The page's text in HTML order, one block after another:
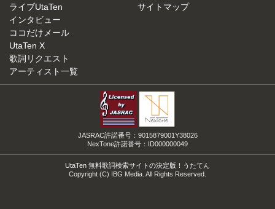
ライブUtaTen
インタビュー
ココだけメール
UtaTen X
歌詞リクエスト
アーティスト一覧
サイトマップ
JASRAC許諾番号：9015879001Y38026
NexTone許諾番号：ID000000049
UtaTen 無料歌詞検索サイトの決定版！うたてん
Copyright (C) IBG Media. All Rights Reserved.